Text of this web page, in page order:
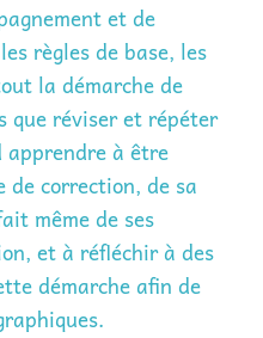
et de
règles de base, les
la démarche de
réviser et répéter
apprendre à être
de correction, de sa
même de ses
et à réfléchir à des
démarche afin de